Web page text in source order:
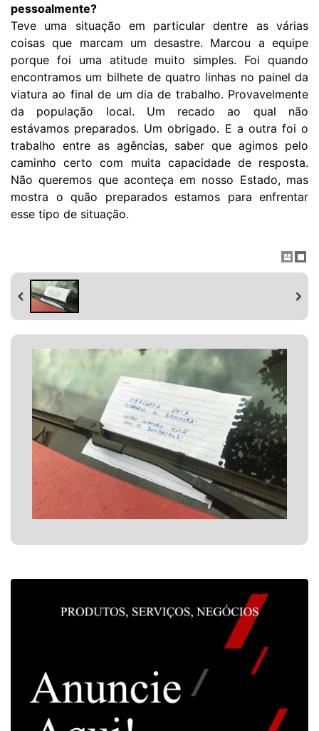
pessoalmente?
Teve uma situação em particular dentre as várias
coisas que marcam um desastre. Marcou a equipe
porque foi uma atitude muito simples. Foi quando
encontramos um bilhete de quatro linhas no painel da
viatura ao final de um dia de trabalho. Provavelmente
da população local. Um recado ao qual não
estávamos preparados. Um obrigado. E a outra foi o
trabalho entre as agências, saber que agimos pelo
caminho certo com muita capacidade de resposta.
Não queremos que aconteça em nosso Estado, mas
mostra o quão preparados estamos para enfrentar
esse tipo de situação.